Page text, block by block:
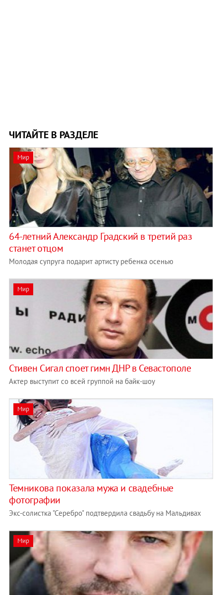
ЧИТАЙТЕ В РАЗДЕЛЕ
Мир
64-летний Александр Градский в третий раз
станет отцом
Молодая супруга подарит артисту ребенка осенью
Мир
Стивен Сигал споет гимн ДНР в Севастополе
Актер выступит со всей группой на байк-шоу
Мир
Темникова показала мужа и свадебные
фотографии
Экс-солистка "Серебро" подтвердила свадьбу на Мальдивах
Мир